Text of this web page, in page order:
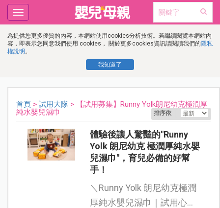
為提供您更多優質的內容，本網站使用cookies分析技術。若繼續閱覽本網站內
容，即表示您同意我們使用 cookies， 關於更多cookies資訊請閱讀我們的隱私
權說明 。
我知道了
Toggle
navigation
首頁> 試用大隊> 【試用募集】Runny Yolk朗尼幼克極潤厚
純水嬰兒濕巾
排序依
體驗後讓人驚豔的"Runny
Yolk 朗尼幼克 極潤厚純水嬰
兒濕巾"，育兒必備的好幫
手！
＼Runny Yolk 朗尼幼克極潤
厚純水嬰兒濕巾｜試用心得